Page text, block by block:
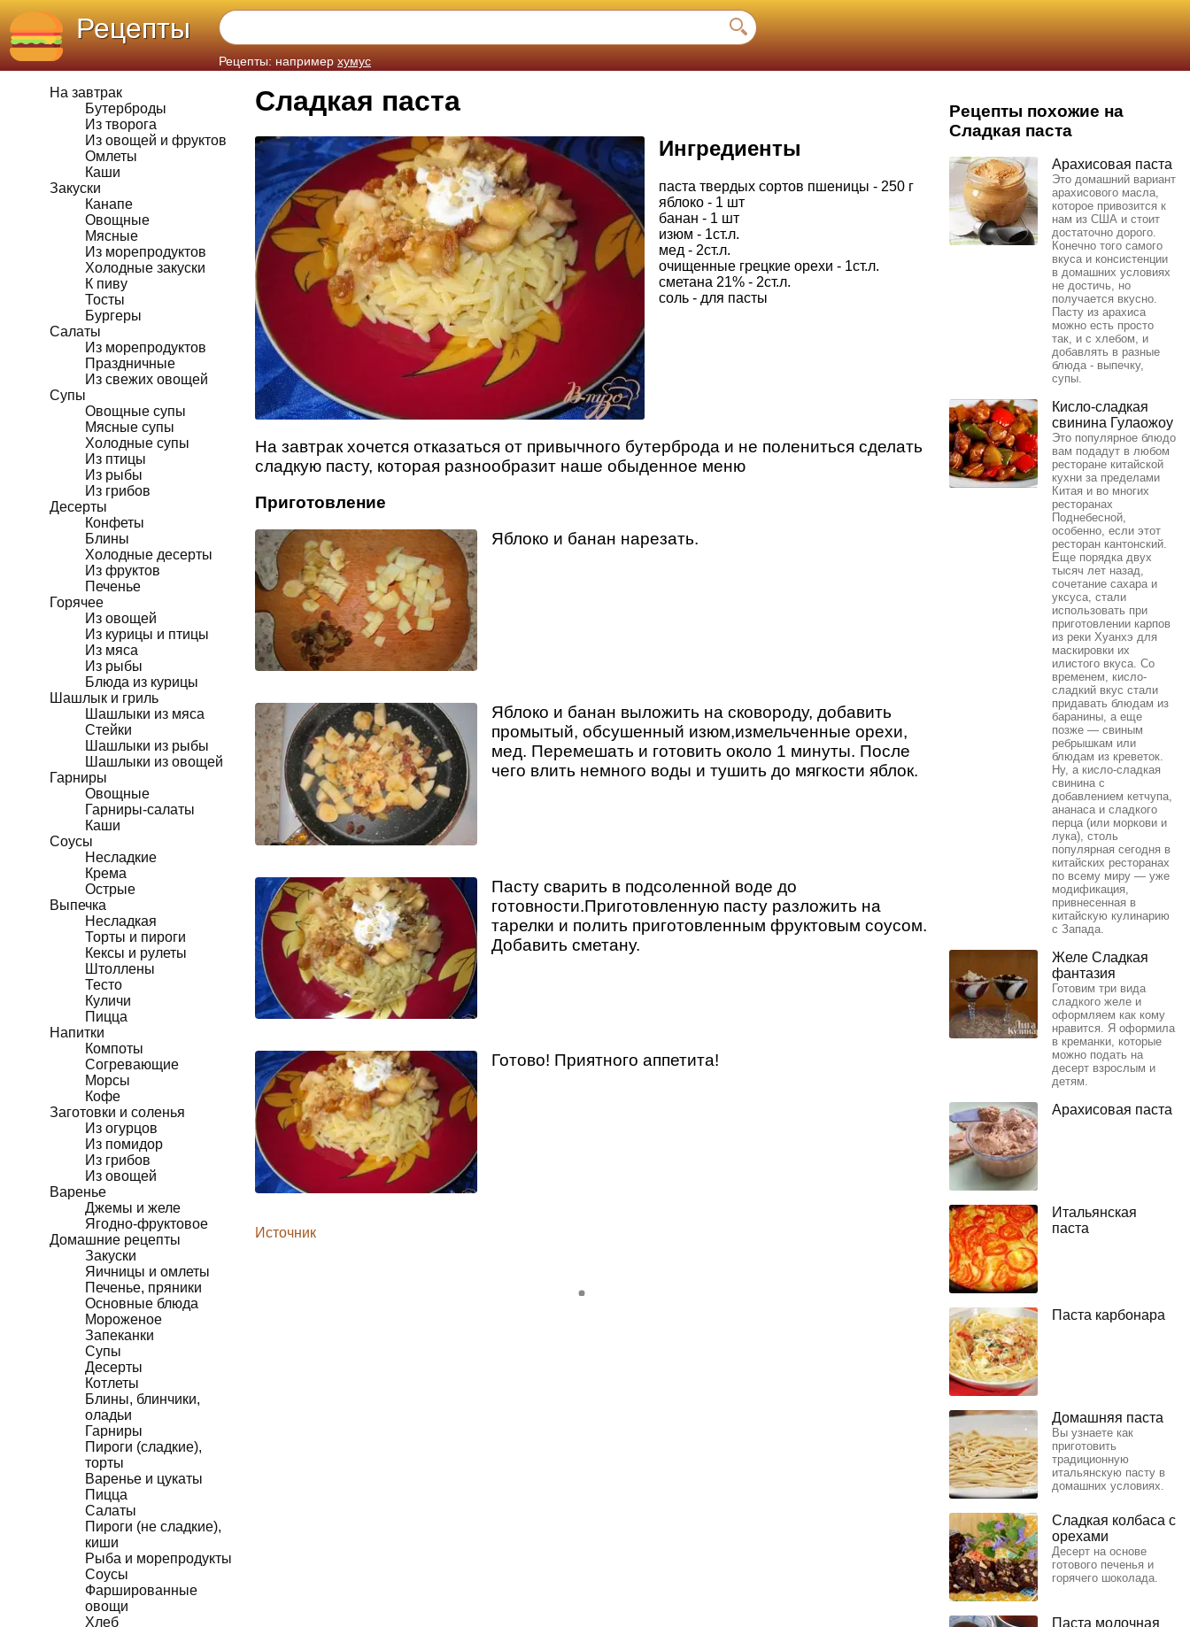
Рецепты
Рецепты: например хумус
На завтрак
Бутерброды
Из творога
Из овощей и фруктов
Омлеты
Каши
Закуски
Канапе
Овощные
Мясные
Из морепродуктов
Холодные закуски
К пиву
Тосты
Бургеры
Салаты
Из морепродуктов
Праздничные
Из свежих овощей
Супы
Овощные супы
Мясные супы
Холодные супы
Из птицы
Из рыбы
Из грибов
Десерты
Конфеты
Блины
Холодные десерты
Из фруктов
Печенье
Горячее
Из овощей
Из курицы и птицы
Из мяса
Из рыбы
Блюда из курицы
Шашлык и гриль
Шашлыки из мяса
Стейки
Шашлыки из рыбы
Шашлыки из овощей
Гарниры
Овощные
Гарниры-салаты
Каши
Соусы
Несладкие
Крема
Острые
Выпечка
Несладкая
Торты и пироги
Кексы и рулеты
Штоллены
Тесто
Куличи
Пицца
Напитки
Компоты
Согревающие
Морсы
Кофе
Заготовки и соленья
Из огурцов
Из помидор
Из грибов
Из овощей
Варенье
Джемы и желе
Ягодно-фруктовое
Домашние рецепты
Закуски
Яичницы и омлеты
Печенье, пряники
Основные блюда
Мороженое
Запеканки
Супы
Десерты
Котлеты
Блины, блинчики,
оладьи
Гарниры
Пироги (сладкие),
торты
Варенье и цукаты
Пицца
Салаты
Пироги (не сладкие),
киши
Рыба и морепродукты
Соусы
Фаршированные
овощи
Хлеб
Сладкая паста
Ингредиенты
паста твердых сортов пшеницы - 250 г
яблоко - 1 шт
банан - 1 шт
изюм - 1ст.л.
мед - 2ст.л.
очищенные грецкие орехи - 1ст.л.
сметана 21% - 2ст.л.
соль - для пасты
На завтрак хочется отказаться от привычного бутерброда и не полениться сделать
сладкую пасту, которая разнообразит наше обыденное меню
Приготовление
Яблоко и банан нарезать.
Яблоко и банан выложить на сковороду, добавить
промытый, обсушенный изюм,измельченные орехи,
мед. Перемешать и готовить около 1 минуты. После
чего влить немного воды и тушить до мягкости яблок.
Пасту сварить в подсоленной воде до
готовности.Приготовленную пасту разложить на
тарелки и полить приготовленным фруктовым соусом.
Добавить сметану.
Готово! Приятного аппетита!
Источник
Рецепты похожие на
Сладкая паста
Арахисовая паста
Это домашний вариант
арахисового масла,
которое привозится к
нам из США и стоит
достаточно дорого.
Конечно того самого
вкуса и консистенции
в домашних условиях
не достичь, но
получается вкусно.
Пасту из арахиса
можно есть просто
так, и с хлебом, и
добавлять в разные
блюда - выпечку,
супы.
Кисло-сладкая
свинина Гулаожоу
Это популярное блюдо
вам подадут в любом
ресторане китайской
кухни за пределами
Китая и во многих
ресторанах
Поднебесной,
особенно, если этот
ресторан кантонский.
Еще порядка двух
тысяч лет назад,
сочетание сахара и
уксуса, стали
использовать при
приготовлении карпов
из реки Хуанхэ для
маскировки их
илистого вкуса. Со
временем, кисло-
сладкий вкус стали
придавать блюдам из
баранины, а еще
позже — свиным
ребрышкам или
блюдам из креветок.
Ну, а кисло-сладкая
свинина с
добавлением кетчупа,
ананаса и сладкого
перца (или моркови и
лука), столь
популярная сегодня в
китайских ресторанах
по всему миру — уже
модификация,
привнесенная в
китайскую кулинарию
с Запада.
Желе Сладкая
фантазия
Готовим три вида
сладкого желе и
оформляем как кому
нравится. Я оформила
в креманки, которые
можно подать на
десерт взрослым и
детям.
Арахисовая паста
Итальянская
паста
Паста карбонара
Домашняя паста
Вы узнаете как
приготовить
традиционную
итальянскую пасту в
домашних условиях.
Сладкая колбаса с
орехами
Десерт на основе
готового печенья и
горячего шоколада.
Паста молочная